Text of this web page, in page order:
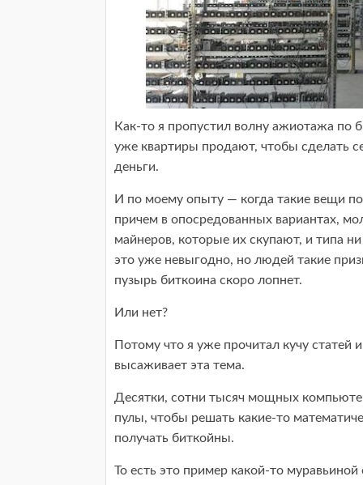
Как-то я пропустил волну ажиотажа по
уже квартиры продают, чтобы сделать
деньги.
И по моему опыту — когда такие вещи
причем в опосредованных вариантах,
майнеров, которые их скупают, и типа
это уже невыгодно, но людей такие
пузырь биткоина скоро лопнет.
Или нет?
Потому что я уже прочитал кучу статей
высаживает эта тема.
Десятки, сотни тысяч мощных
пулы, чтобы решать какие-то
получать биткойны.
То есть это пример какой-то